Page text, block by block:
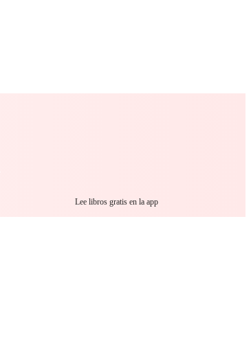
Lee libros gratis en la app